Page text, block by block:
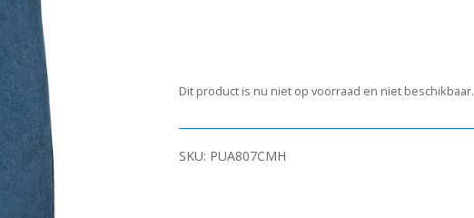
Dit product is nu niet op voorraad en niet beschikbaar.
SKU: PUA807CMH